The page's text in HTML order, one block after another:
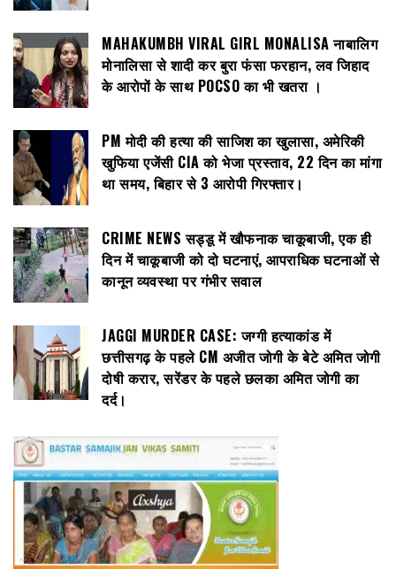
MAHAKUMBH VIRAL GIRL MONALISA नाबालिग
मोनालिसा से शादी कर बुरा फंसा फरहान, लव जिहाद
के आरोपों के साथ POCSO का भी खतरा ।
PM मोदी की हत्या की साजिश का खुलासा, अमेरिकी
खुफिया एजेंसी CIA को भेजा प्रस्ताव, 22 दिन का मांगा
था समय, बिहार से 3 आरोपी गिरफ्तार।
CRIME NEWS सड्डू में खौफनाक चाकूबाजी, एक ही
दिन में चाकूबाजी को दो घटनाएं, आपराधिक घटनाओं से
कानून व्यवस्था पर गंभीर सवाल
JAGGI MURDER CASE: जग्गी हत्याकांड में
छत्तीसगढ़ के पहले CM अजीत जोगी के बेटे अमित जोगी
दोषी करार, सरेंडर के पहले छलका अमित जोगी का
दर्द।